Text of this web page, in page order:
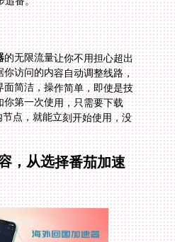
的无限流量让你不用担心超出
套餐，智能分流技术能根据你访问的内容自动调整线路，
确保最佳体验。而且它的界面简洁，操作简单，即使是技
术小白也能快速上手。比如你第一次使用，只需要下载
APP，注册账号，选择国内节点，就能立刻开始使用，没
，从选择番茄加速